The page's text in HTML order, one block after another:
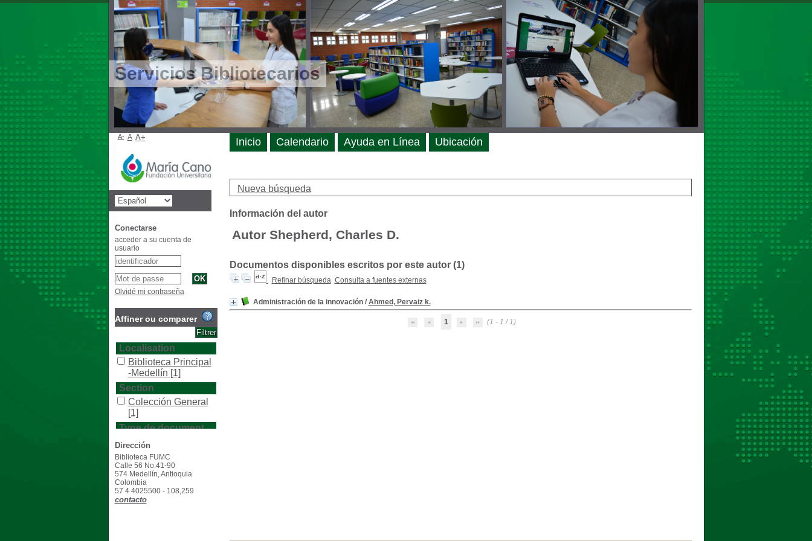
Servicios Bibliotecarios
Nueva búsqueda
Información del autor
Autor Shepherd, Charles D.
Documentos disponibles escritos por este autor (1)
Refinar búsqueda Consulta a fuentes externas
Administración de la innovación/ Ahmed, Pervaiz k.
1 (1 - 1 / 1)
Inicio Calendario Ayuda en Línea Ubicación
A- A A+
Conectarse
acceder a su cuenta de
usuario
Olvidé mi contraseña
Affiner ou comparer
Localisation
Biblioteca Principal
-Medellín [1]
Section
Colección General
[1]
Type de document
texto impreso
Dirección
Biblioteca FUMC
Calle 56 No.41-90
574 Medellín, Antioquia
Colombia
57 4 4025500 - 108,259
contacto